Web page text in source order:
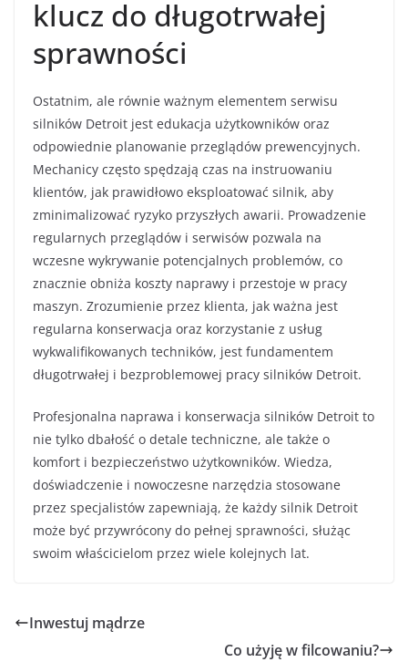
klucz do długotrwałej
sprawności
Ostatnim, ale równie ważnym elementem serwisu
silników Detroit jest edukacja użytkowników oraz
odpowiednie planowanie przeglądów prewencyjnych.
Mechanicy często spędzają czas na instruowaniu
klientów, jak prawidłowo eksploatować silnik, aby
zminimalizować ryzyko przyszłych awarii. Prowadzenie
regularnych przeglądów i serwisów pozwala na
wczesne wykrywanie potencjalnych problemów, co
znacznie obniża koszty naprawy i przestoje w pracy
maszyn. Zrozumienie przez klienta, jak ważna jest
regularna konserwacja oraz korzystanie z usług
wykwalifikowanych techników, jest fundamentem
długotrwałej i bezproblemowej pracy silników Detroit.
Profesjonalna naprawa i konserwacja silników Detroit to
nie tylko dbałość o detale techniczne, ale także o
komfort i bezpieczeństwo użytkowników. Wiedza,
doświadczenie i nowoczesne narzędzia stosowane
przez specjalistów zapewniają, że każdy silnik Detroit
może być przywrócony do pełnej sprawności, służąc
swoim właścicielom przez wiele kolejnych lat.
Inwestuj mądrze
Co użyję w filcowaniu?